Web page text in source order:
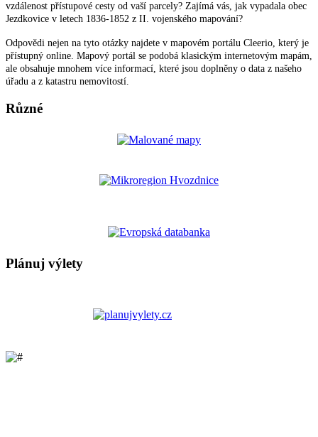
vzdálenost přístupové cesty od vaší parcely? Zajímá vás, jak vypadala obec
Jezdkovice v letech 1836-1852 z II. vojenského mapování?
Odpovědi nejen na tyto otázky najdete v mapovém portálu Cleerio, který je
přístupný online. Mapový portál se podobá klasickým internetovým mapám,
ale obsahuje mnohem více informací, které jsou doplněny o data z našeho
úřadu a z katastru nemovitostí.
Různé
Plánuj výlety